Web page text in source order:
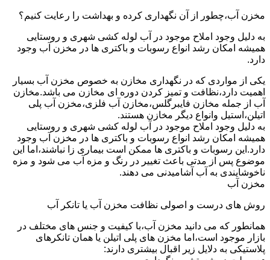
مخزن آب،چطور از آن نگهداری کرده و بهداشت را رعایت کنیم؟
به دلیل وجود املاح موجود در آب لوله کشی شهری و روستایی
همیشه امکان رشد انواع رسوبات و باکتری ها در مخزن آب وجود
دارد.
یکی از مواردی که در نگهداری مخازن به خصوص مخزن آب بسیار
اهمیت دارد،نظافت و تمیز کردن دوره ای مخازن می باشد.مخازن
آب از جمله مخازن فایبرگلس،مخازن آب فلزی،مخزن آب پلی
اتیلن،استیل وانواع دیگر مخازن هستند.
به دلیل وجود املاح موجود در آب لوله کشی شهری و روستایی
همیشه امکان رشد انواع رسوبات و باکتری ها در مخزن آب وجود
دارد.این رسوبات و باکتری ها ممکن است بیماری زا نباشند،اما این
موضوع پس از مدتی باعث تغییر در رنگ و مزه آب می شود و مزه
ناخوشایندی به آب آشامیدنی می دهند.
مخزن آب
روش های درست و اصولی نظافت مخزن آب یا تانکر آب
همانطور که می دانید مخزن آب،با کیفیت و جنس های مختلف در
بازار موجود است،اما مخزن های پلی اتیلن یا همان تانکرهای
پلاستیکی به دلایل زیر اقبال بیشتری دارند: